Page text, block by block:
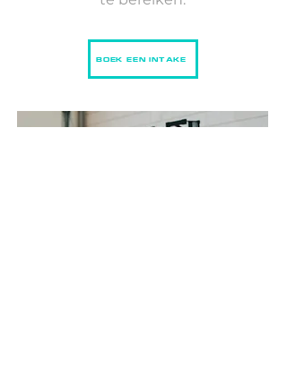
BOEK EEN INTAKE